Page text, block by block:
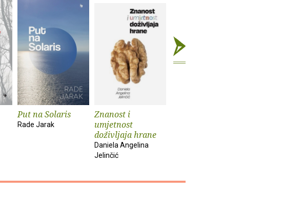
Put na Solaris
Rade Jarak
Znanost i
umjetnost
doživljaja hrane
Daniela Angelina
Jelinčić